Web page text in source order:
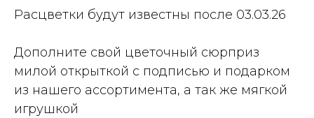
Расцветки будут известны после 03.03.26
Дополните свой цветочный сюрприз
милой открыткой с подписью и подарком
из нашего ассортимента, а так же мягкой
игрушкой